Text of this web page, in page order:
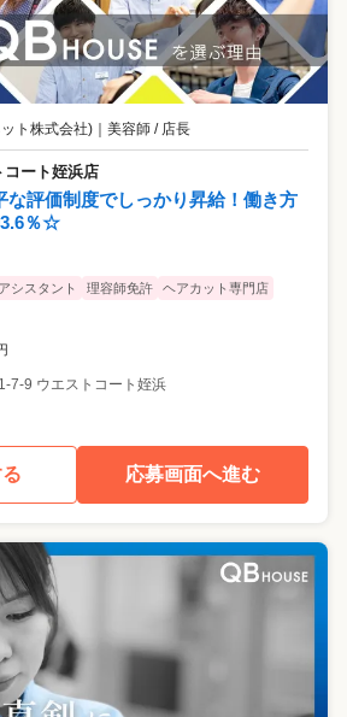
ト株式会社) 美容師 / 店長
ート姪浜店
な評価制度でしっかり昇給！働き方
％☆
アシスタント 理容師免許
ヘアカット専門店
7-9 ウエストコート姪浜
応募画面へ進む